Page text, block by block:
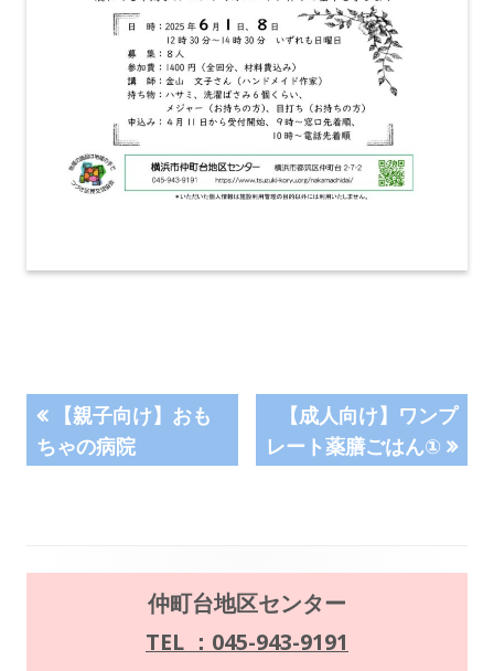
投
稿
前
の
【親子向け】おも
ちゃの病院
次
の
【成人向け】ワンプ
レート薬膳ごはん①
仲町台地区センター
TEL ：045-943-9191